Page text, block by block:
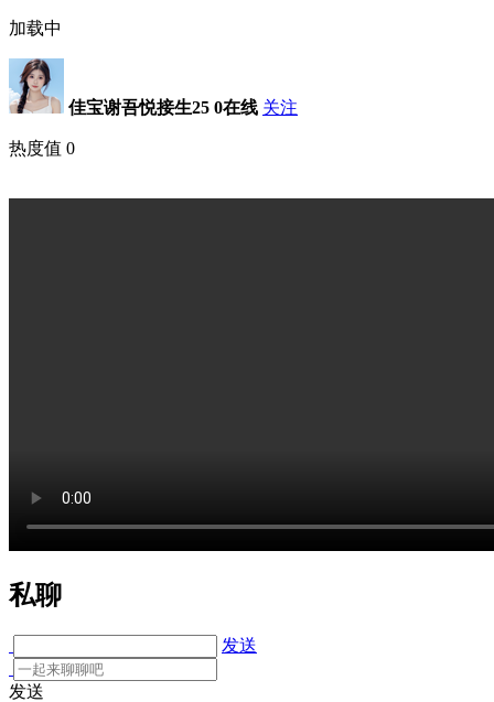
加载中
佳宝谢吾悦接生25 0在线 关注
热度值 0
私聊
发送
发送